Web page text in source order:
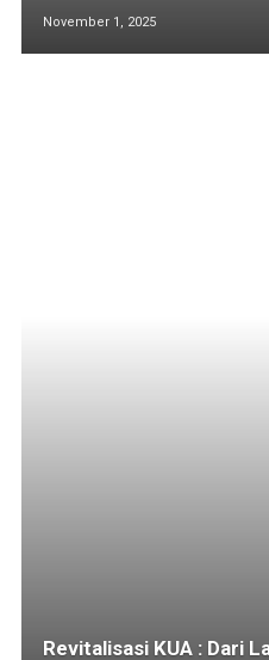
November 1, 2025
Revitalisasi KUA : Dari